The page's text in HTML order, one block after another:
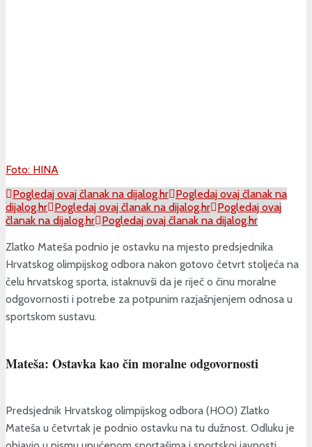
Foto: HINA
Pogledaj ovaj članak na dijalog.hr Pogledaj ovaj članak na
dijalog.hr Pogledaj ovaj članak na dijalog.hr Pogledaj ovaj
članak na dijalog.hr Pogledaj ovaj članak na dijalog.hr
Zlatko Mateša podnio je ostavku na mjesto predsjednika
Hrvatskog olimpijskog odbora nakon gotovo četvrt stoljeća na
čelu hrvatskog sporta, istaknuvši da je riječ o činu moralne
odgovornosti i potrebe za potpunim razjašnjenjem odnosa u
sportskom sustavu.
Mateša: Ostavka kao čin moralne odgovornosti
Predsjednik Hrvatskog olimpijskog odbora (HOO) Zlatko
Mateša u četvrtak je podnio ostavku na tu dužnost. Odluku je